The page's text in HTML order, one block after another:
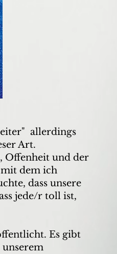
allerdings
Art.
Offenheit und der
mit dem ich
dass unsere
jede/r toll ist,
Es gibt